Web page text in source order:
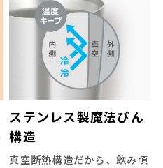
ステンレス製魔法びん
構造
真空断熱構造だから、飲み頃